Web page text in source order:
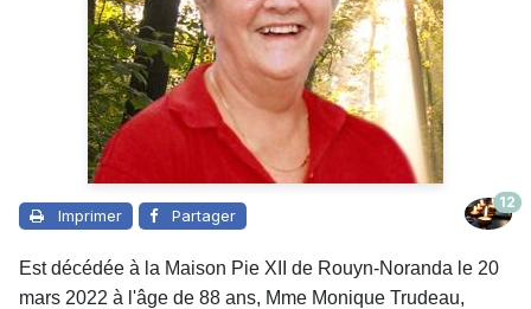
Imprimer Partager
12
Est décédée à la Maison Pie XII de Rouyn-Noranda le 20
mars 2022 à l'âge de 88 ans, Mme Monique Trudeau,